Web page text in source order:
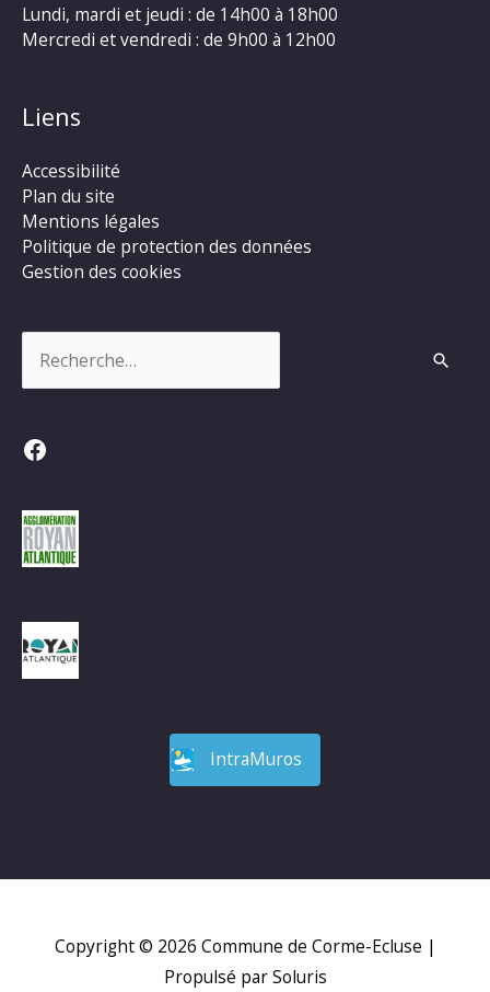
Lundi, mardi et jeudi : de 14h00 à 18h00
Mercredi et vendredi : de 9h00 à 12h00
Liens
Accessibilité
Plan du site
Mentions légales
Politique de protection des données
Gestion des cookies
Facebook
IntraMuros
Copyright © 2026 Commune de Corme-Ecluse |
Propulsé par Soluris